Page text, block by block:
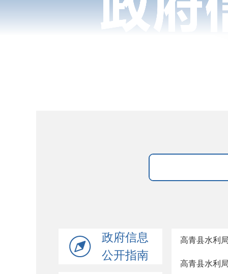
政府信息
公开指南
高青县水利
高青县水利